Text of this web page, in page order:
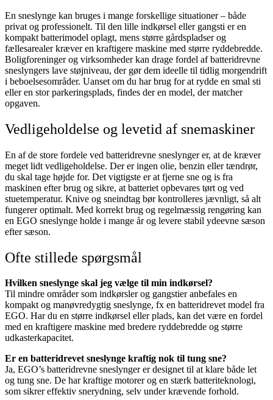
En sneslynge kan bruges i mange forskellige situationer – både
privat og professionelt. Til den lille indkørsel eller gangsti er en
kompakt batterimodel oplagt, mens større gårdspladser og
fællesarealer kræver en kraftigere maskine med større ryddebredde.
Boligforeninger og virksomheder kan drage fordel af batteridrevne
sneslyngers lave støjniveau, der gør dem ideelle til tidlig morgendrift
i beboelsesområder. Uanset om du har brug for at rydde en smal sti
eller en stor parkeringsplads, findes der en model, der matcher
opgaven.
Vedligeholdelse og levetid af snemaskiner
En af de store fordele ved batteridrevne sneslynger er, at de kræver
meget lidt vedligeholdelse. Der er ingen olie, benzin eller tændrør,
du skal tage højde for. Det vigtigste er at fjerne sne og is fra
maskinen efter brug og sikre, at batteriet opbevares tørt og ved
stuetemperatur. Knive og sneindtag bør kontrolleres jævnligt, så alt
fungerer optimalt. Med korrekt brug og regelmæssig rengøring kan
en EGO sneslynge holde i mange år og levere stabil ydeevne sæson
efter sæson.
Ofte stillede spørgsmål
Hvilken sneslynge skal jeg vælge til min indkørsel?
Til mindre områder som indkørsler og gangstier anbefales en
kompakt og manøvredygtig sneslynge, fx en batteridrevet model fra
EGO. Har du en større indkørsel eller plads, kan det være en fordel
med en kraftigere maskine med bredere ryddebredde og større
udkasterkapacitet.
Er en batteridrevet sneslynge kraftig nok til tung sne?
Ja, EGO’s batteridrevne sneslynger er designet til at klare både let
og tung sne. De har kraftige motorer og en stærk batteriteknologi,
som sikrer effektiv snerydning, selv under krævende forhold.